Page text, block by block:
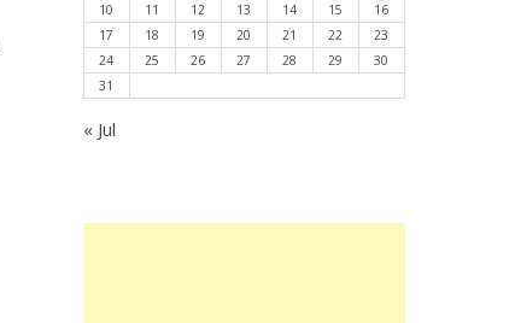
10
11 12 13 14 15
16
17
18 19 20 21 22
23
24
25 26 27 28 29
30
31
« Jul